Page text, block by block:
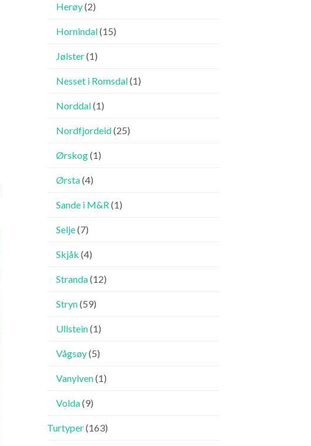
Herøy(2)
Hornindal(15)
Jølster(1)
Nesset i Romsdal(1)
Norddal(1)
Nordfjordeid(25)
Ørskog(1)
Ørsta(4)
Sande i M&R(1)
Selje(7)
Skjåk (4)
Stranda(12)
Stryn(59)
Ullstein(1)
Vågsøy(5)
Vanylven(1)
Volda(9)
Turtyper(163)